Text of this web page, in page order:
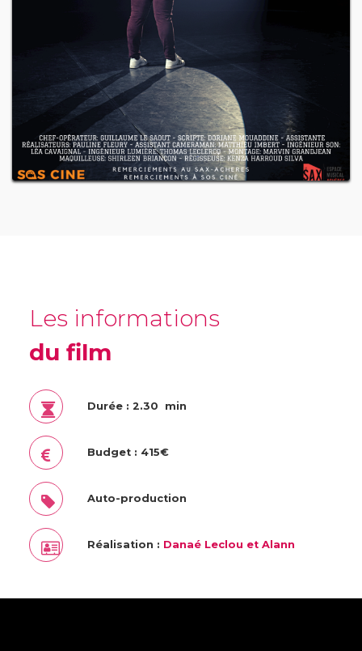
Les informations
du film
Durée : 2.30 min
Budget : 415€
Auto-production
Réalisation : Danaé Leclou et Alann